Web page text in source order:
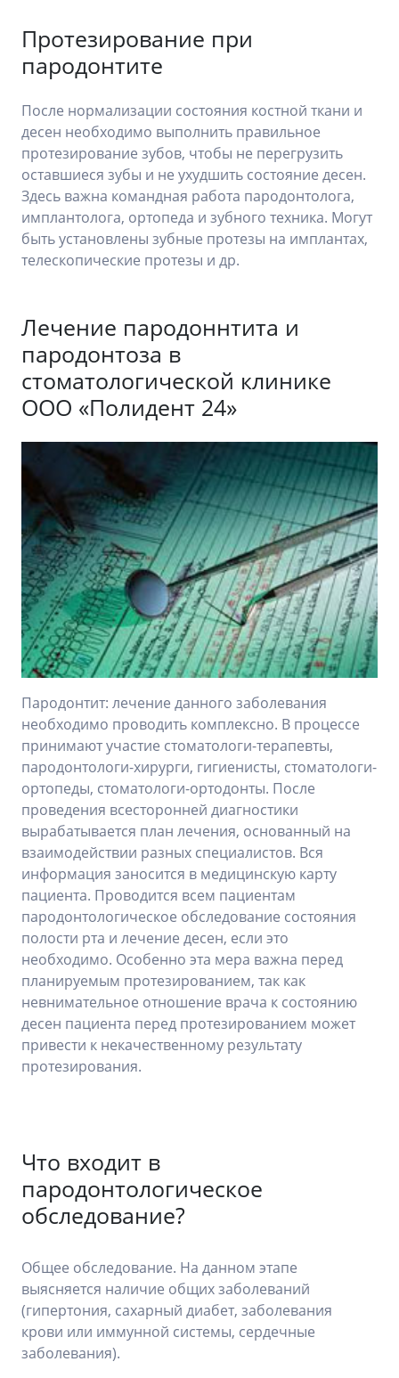
Протезирование при
пародонтите
После нормализации состояния костной ткани и
десен необходимо выполнить правильное
протезирование зубов, чтобы не перегрузить
оставшиеся зубы и не ухудшить состояние десен.
Здесь важна командная работа пародонтолога,
имплантолога, ортопеда и зубного техника. Могут
быть установлены зубные протезы на имплантах,
телескопические протезы и др.
Лечение пародоннтита и
пародонтоза в
стоматологической клинике
ООО «Полидент 24»
Пародонтит: лечение данного заболевания
необходимо проводить комплексно. В процессе
принимают участие стоматологи-терапевты,
пародонтологи-хирурги, гигиенисты, стоматологи-
ортопеды, стоматологи-ортодонты. После
проведения всесторонней диагностики
вырабатывается план лечения, основанный на
взаимодействии разных специалистов. Вся
информация заносится в медицинскую карту
пациента. Проводится всем пациентам
пародонтологическое обследование состояния
полости рта и лечение десен, если это
необходимо. Особенно эта мера важна перед
планируемым протезированием, так как
невнимательное отношение врача к состоянию
десен пациента перед протезированием может
привести к некачественному результату
протезирования.
Что входит в
пародонтологическое
обследование?
Общее обследование. На данном этапе
выясняется наличие общих заболеваний
(гипертония, сахарный диабет, заболевания
крови или иммунной системы, сердечные
заболевания).